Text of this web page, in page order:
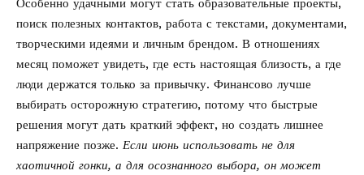
Особенно удачными могут стать образовательные проекты,
поиск полезных контактов, работа с текстами, документами,
творческими идеями и личным брендом. В отношениях
месяц поможет увидеть, где есть настоящая близость, а где
люди держатся только за привычку. Финансово лучше
выбирать осторожную стратегию, потому что быстрые
решения могут дать краткий эффект, но создать лишнее
напряжение позже. Если июнь использовать не для
хаотичной гонки, а для осознанного выбора, он может